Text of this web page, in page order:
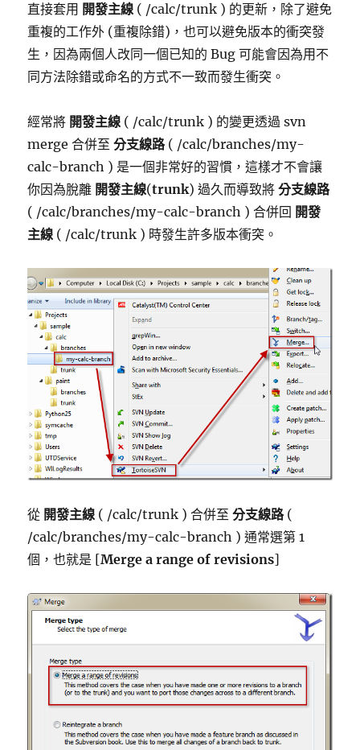
直接套用 開發主線 ( /calc/trunk ) 的更新，除了避免
重複的工作外 (重複除錯)，也可以避免版本的衝突發
生，因為兩個人改同一個已知的 Bug 可能會因為用不
同方法除錯或命名的方式不一致而發生衝突。
經常將 開發主線 ( /calc/trunk ) 的變更透過 svn
merge 合併至分支線路( /calc/branches/my-
calc-branch ) 是一個非常好的習慣，這樣才不會讓
你因為脫離 開發主線(trunk) 過久而導致將分支線路
( /calc/branches/my-calc-branch ) 合併回 開發
主線 ( /calc/trunk ) 時發生許多版本衝突。
從 開發主線 ( /calc/trunk ) 合併至分支線路(
/calc/branches/my-calc-branch ) 通常選第 1
個，也就是 [Merge a range of revisions]